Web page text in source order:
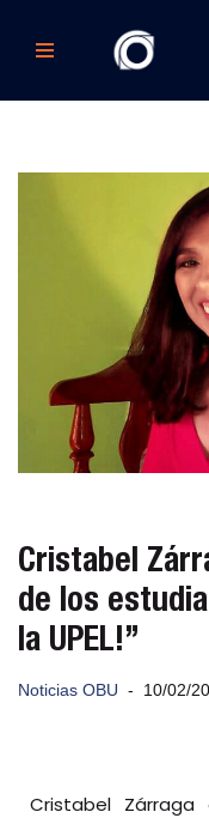
Cristabel
de los
la UPEL!”
Noticias OBU 10/02/
Cristabel